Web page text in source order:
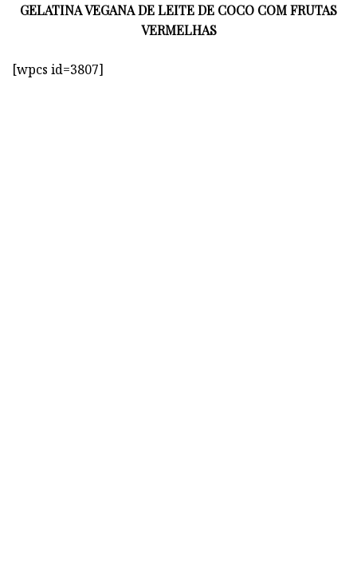
GELATINA VEGANA DE LEITE DE COCO COM FRUTAS
VERMELHAS
[wpcs id=3807]